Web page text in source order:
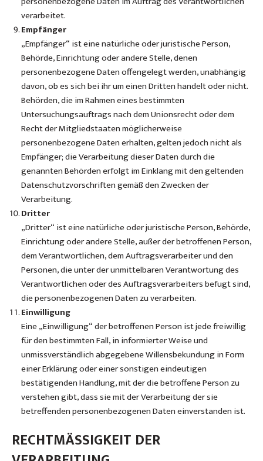
verarbeitet.
Empfänger
„Empfänger“ ist eine natürliche oder juristische Person,
Behörde, Einrichtung oder andere Stelle, denen
personenbezogene Daten offengelegt werden, unabhängig
davon, ob es sich bei ihr um einen Dritten handelt oder nicht.
Behörden, die im Rahmen eines bestimmten
Untersuchungsauftrags nach dem Unionsrecht oder dem
Recht der Mitgliedstaaten möglicherweise
personenbezogene Daten erhalten, gelten jedoch nicht als
Empfänger; die Verarbeitung dieser Daten durch die
genannten Behörden erfolgt im Einklang mit den geltenden
Datenschutzvorschriften gemäß den Zwecken der
Verarbeitung.
Dritter
„Dritter“ ist eine natürliche oder juristische Person, Behörde,
Einrichtung oder andere Stelle, außer der betroffenen Person,
dem Verantwortlichen, dem Auftragsverarbeiter und den
Personen, die unter der unmittelbaren Verantwortung des
Verantwortlichen oder des Auftragsverarbeiters befugt sind,
die personenbezogenen Daten zu verarbeiten.
Einwilligung
Eine „Einwilligung“ der betroffenen Person ist jede freiwillig
für den bestimmten Fall, in informierter Weise und
unmissverständlich abgegebene Willensbekundung in Form
einer Erklärung oder einer sonstigen eindeutigen
bestätigenden Handlung, mit der die betroffene Person zu
verstehen gibt, dass sie mit der Verarbeitung der sie
betreffenden personenbezogenen Daten einverstanden ist.
RECHTMÄSSIGKEIT DER